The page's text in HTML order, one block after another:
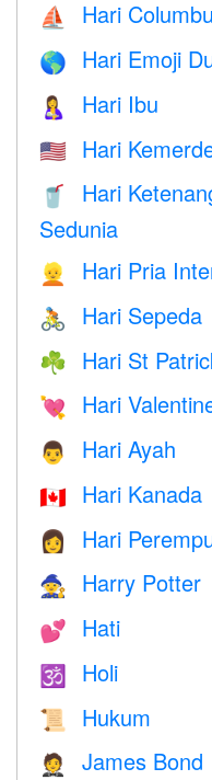
⛵️ Hari
🌎 Hari Emoji
🤱 Hari Ibu
🇺🇸 Hari
🥤
Hari
Sedunia
👱 Hari Pria
🚴 Hari Sepeda
☘️ Hari St
💘 Hari
👨 Hari Ayah
🇨🇦 Hari Kanada
👩 Hari
🧙 Harry Potter
💕 Hati
🕉 Holi
📜 Hukum
🤵 James Bond